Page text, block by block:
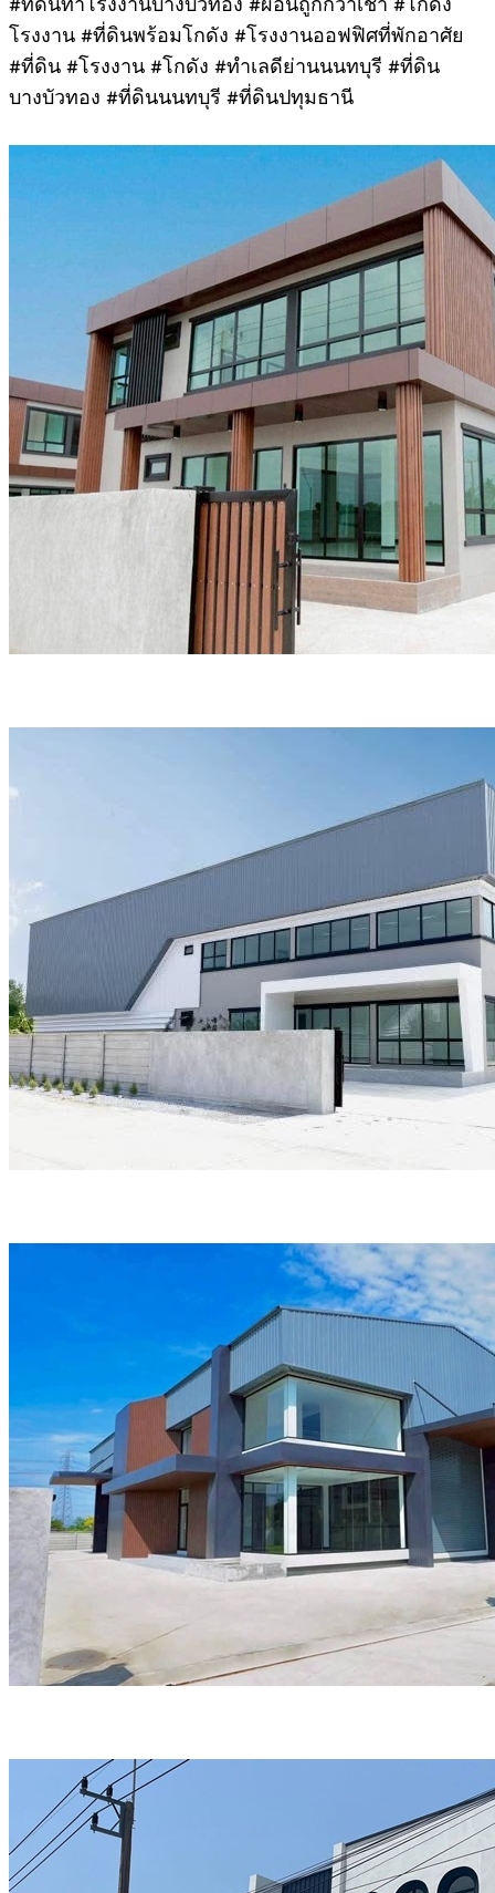
โรงงาน #ที่ดินพร้อมโกดัง #โรงงานออฟฟิศที่พักอาศัย
#ที่ดิน #โรงงาน #โกดัง #ทำเลดีย่านนนทบุรี #ที่ดิน
บางบัวทอง #ที่ดินนนทบุรี #ที่ดินปทุมธานี